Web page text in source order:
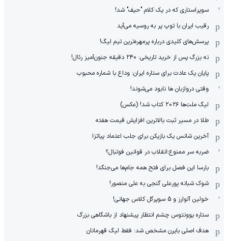
سوپراستاری که در یک کلام "حیف" شد!
رقیب ایران با توپ پر به روسیه می‌آید
پرسش‌های کلیدی درباره پرمهره‌ترین تیم لیگ!
نه بزرگ پس از خرید تاریخی: ۲۴۰ دقیقه جنون‌آمیز رئال!
پایان یک عادت برای ستاره ایران: وداع با شماره محبوب
وقتی دروازبان ها نابود می‌شوند!
لیگ ملت‌ها ٢٠٢۶ کتاب شد! (عکس)
طلا در مسیر ثبت بالاترین افزایش قیمت هفته
آخرین شانس یک بازیکن برای جلب اعتماد پیاتزا
ضربه سر ممنوع؛انقلاب در قوانین فوتبال؟
بارسا این فصل برای فتح همه جام‌ها می‌جنگد!
شوک شبانه پورعلی گنجی به علی منصور!
خولین آلوارز و 5 سوپرگل کلاس جهانی!
ستاره یوونتوس چشم انتظار پیشنهاد از باشگاهی بزرگ
هدف اصلی بایرن مشخص شد: فقط لیگ قهرمانان